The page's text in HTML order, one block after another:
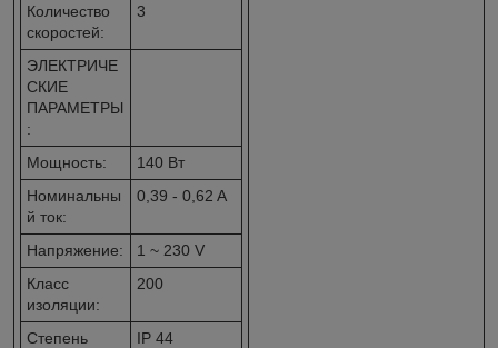
Количество
скоростей:
3
ЭЛЕКТРИЧЕ
СКИЕ
ПАРАМЕТРЫ
:
Мощность:
140 Вт
Номинальны
й ток:
0,39 - 0,62 A
Напряжение:
1 ~ 230 V
Класс
изоляции:
200
Степень
IP 44